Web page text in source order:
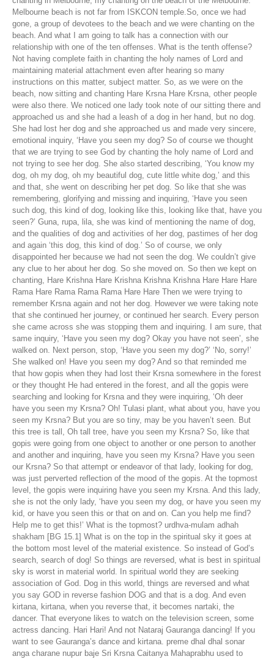
Melbourne beach is not far from ISKCON temple.So, once we had
gone, a group of devotees to the beach and we were chanting on the
beach. And what I am going to talk has a connection with our
relationship with one of the ten offenses. What is the tenth offense?
Not having complete faith in chanting the holy names of Lord and
maintaining material attachment even after hearing so many
instructions on this matter, subject matter. So, as we were on the
beach, now sitting and chanting Hare Krsna Hare Krsna, other people
were also there. We noticed one lady took note of our sitting there and
approached us and she had a leash of a dog in her hand, but no dog.
She had lost her dog and she approached us and made very sincere,
emotional inquiry, ‘Have you seen my dog? So of course we thought
that we are trying to see God by chanting the holy name of Lord and
not trying to see her dog. She also started describing, ‘You know my
dog, oh my dog, oh my beautiful dog, cute little white dog,’ and this
and that, she went on describing her pet dog. So like that she was
remembering, glorifying and missing and inquiring, ‘Have you seen
such dog, this kind of dog, looking like this, looking like that, have you
seen?’ Guna, rupa, lila, she was kind of mentioning the name of dog,
and the qualities of dog and activities of her dog, pastimes of her dog
and again ‘this dog, this kind of dog.’ So of course, we only
disappointed her because we had not seen the dog. We couldn’t give
any clue to her about her dog. So she moved on. So then we kept on
chanting, Hare Krishna Hare Krishna Krishna Krishna Hare Hare Hare
Rama Hare Rama Rama Rama Hare Hare Then we were trying to
remember Krsna again and not her dog. However we were taking note
that she continued her journey, or continued her search. Every person
she came across she was stopping them and inquiring. I am sure, that
same inquiry, ‘Have you seen my dog? Okay you have not seen’, she
walked on. Next person, stop, ‘Have you seen my dog?’ ‘No, sorry!’
She walked on! Have you seen my dog? And so that reminded me
that how gopis when they had lost their Krsna somewhere in the forest
or they thought He had entered in the forest, and all the gopis were
searching and looking for Krsna and they were inquiring, ‘Oh deer
have you seen my Krsna? Oh! Tulasi plant, what about you, have you
seen my Krsna? But you are so tiny, may be you haven’t seen. But
this tree is tall, Oh tall tree, have you seen my Krsna? So, like that
gopis were going from one object to another or one person to another
and another and inquiring, have you seen my Krsna? Have you seen
our Krsna? So that attempt or endeavor of that lady, looking for dog,
was just perverted reflection of the mood of the gopis. At the topmost
level, the gopis were inquiring have you seen my Krsna. And this lady,
she is not the only lady, ‘have you seen my dog, or have you seen my
kid, or have you seen this or that on and on. Can you help me find?
Help me to get this!’ What is the topmost? urdhva-mulam adhah
shakham [BG 15.1] What is on the top in the spiritual sky it goes at
the bottom most level of the material existence. So instead of God’s
search, search of dog! So things are reversed, what is best in spiritual
sky is worst in material world. In spiritual world they are seeking
association of God. Dog in this world, things are reversed and what
you say GOD in reverse fashion DOG and that is a dog. And even
kirtana, kirtana, when you reverse that, it becomes nartaki, the
dancer. That everyone likes to watch on the television screen, some
actress dancing. Hari Hari! And not Nataraj Gauranga dancing! If you
want to see Gauranga’s dance and kirtana. preme dhal dhal sonar
anga charane nupur baje Sri Krsna Caitanya Mahaprabhu used to